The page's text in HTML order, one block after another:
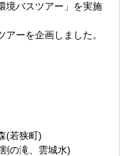
境バスツアー」を実施
ーを企画しました。
狭町)
、雲城水)